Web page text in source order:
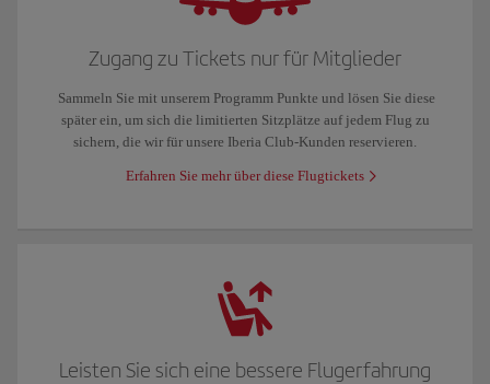
Zugang zu Tickets nur für Mitglieder
Sammeln Sie mit unserem Programm Punkte und lösen Sie diese
später ein, um sich die limitierten Sitzplätze auf jedem Flug zu
sichern, die wir für unsere Iberia Club-Kunden reservieren.
Erfahren Sie mehr über diese Flugtickets
Leisten Sie sich eine bessere Flugerfahrung